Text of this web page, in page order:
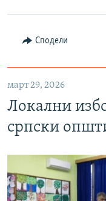
Сподели
март 29, 2026
Локални
српски